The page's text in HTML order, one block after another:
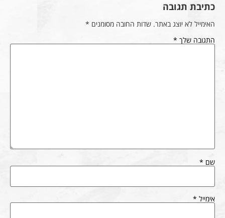
כתיבת תגובה
האימייל לא יוצג באתר. שדות החובה מסומנים *
התגובה שלך *
שם *
אימייל *